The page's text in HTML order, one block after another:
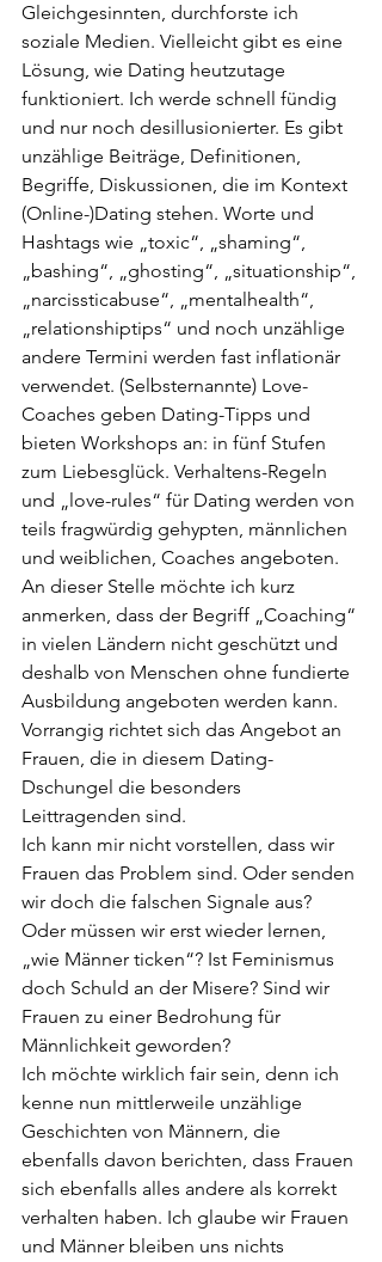
Gleichgesinnten, durchforste ich
soziale Medien. Vielleicht gibt es eine
Lösung, wie Dating heutzutage
funktioniert. Ich werde schnell fündig
und nur noch desillusionierter. Es gibt
unzählige Beiträge, Definitionen,
Begriffe, Diskussionen, die im Kontext
(Online-)Dating stehen. Worte und
Hashtags wie „toxic“, „shaming“,
„bashing“, „ghosting“, „situationship“,
„narcissticabuse“, „mentalhealth“,
„relationshiptips“ und noch unzählige
andere Termini werden fast inflationär
verwendet. (Selbsternannte) Love-
Coaches geben Dating-Tipps und
bieten Workshops an: in fünf Stufen
zum Liebesglück. Verhaltens-Regeln
und „love-rules“ für Dating werden von
teils fragwürdig gehypten, männlichen
und weiblichen, Coaches angeboten.
An dieser Stelle möchte ich kurz
anmerken, dass der Begriff „Coaching“
in vielen Ländern nicht geschützt und
deshalb von Menschen ohne fundierte
Ausbildung angeboten werden kann.
Vorrangig richtet sich das Angebot an
Frauen, die in diesem Dating-
Dschungel die besonders
Leittragenden sind.
Ich kann mir nicht vorstellen, dass wir
Frauen das Problem sind. Oder senden
wir doch die falschen Signale aus?
Oder müssen wir erst wieder lernen,
„wie Männer ticken“? Ist Feminismus
doch Schuld an der Misere? Sind wir
Frauen zu einer Bedrohung für
Männlichkeit geworden?
Ich möchte wirklich fair sein, denn ich
kenne nun mittlerweile unzählige
Geschichten von Männern, die
ebenfalls davon berichten, dass Frauen
sich ebenfalls alles andere als korrekt
verhalten haben. Ich glaube wir Frauen
und Männer bleiben uns nichts